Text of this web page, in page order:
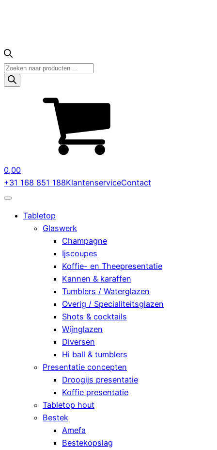
Producten
zoeken
0,00
+31 168 851 188KlantenserviceContact
Tabletop
Glaswerk
Champagne
Ijscoupes
Koffie- en Theepresentatie
Kannen & karaffen
Tumblers / Waterglazen
Overig / Specialiteitsglazen
Shots & cocktails
Wijnglazen
Diversen
Hi ball & tumblers
Presentatie concepten
Droogijs presentatie
Koffie presentatie
Tabletop hout
Bestek
Amefa
Bestekopslag